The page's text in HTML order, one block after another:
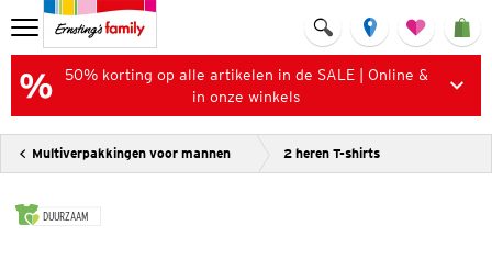
50% korting op alle artikelen in de SALE | Online &
in onze winkels
Multiverpakkingen voor mannen 2 heren T-shirts
DUURZAAM